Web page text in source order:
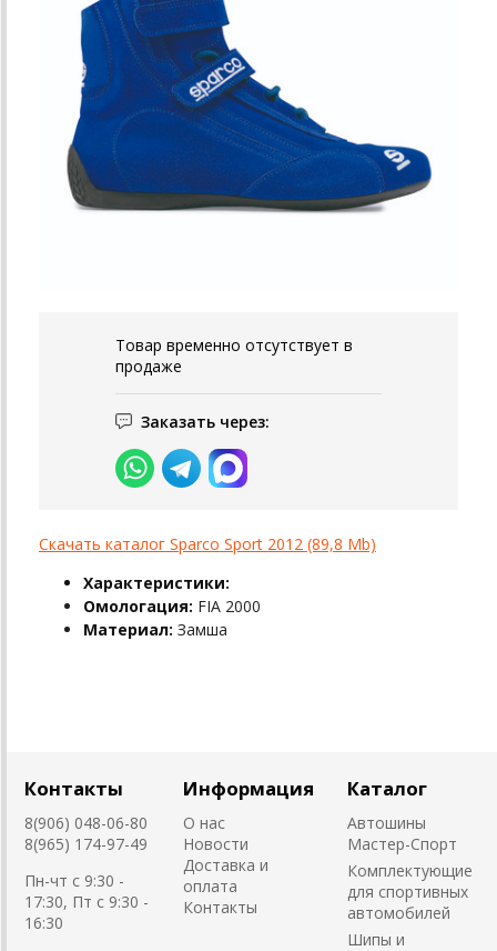
Товар временно отсутствует в
продаже
Заказать через:
Скачать каталог Sparco Sport 2012 (89,8 Mb)
Характеристики:
Омологация: FIA 2000
Материал: Замша
Контакты
8(906) 048-06-80
8(965) 174-97-49
Пн-чт с 9:30 -
17:30, Пт с 9:30 -
16:30
Информация
О нас
Новости
Доставка и
оплата
Контакты
Каталог
Автошины
Мастер-Спорт
Комплектующие
для спортивных
автомобилей
Шипы и